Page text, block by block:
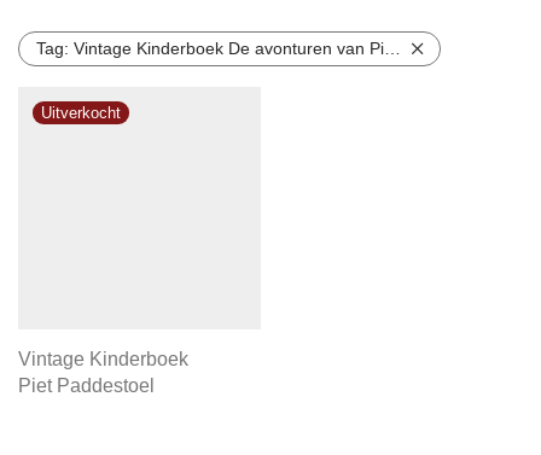
Tag: Vintage Kinderboek De avonturen van Piet Paddestoel Nelly Donker
Vintage Kinderboek
Piet Paddestoel